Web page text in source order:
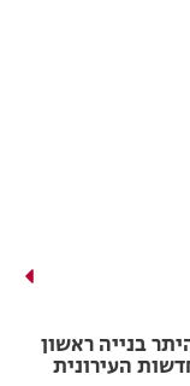
בנייה ראשון
העירונית